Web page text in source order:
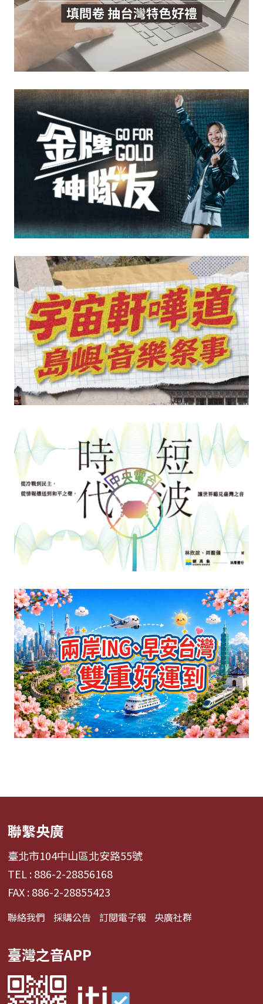
聯繫央廣
臺北市104中山區北安路55號
TEL : 886-2-28856168
FAX : 886-2-28855423
聯絡我們 採購公告 訂閱電子報 央廣社群
臺灣之音APP